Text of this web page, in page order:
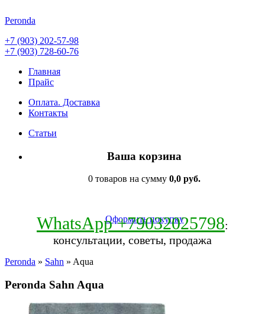
Peronda
+7 (903) 202-57-98
+7 (903) 728-60-76
Главная
Прайс
Оплата. Доставка
Контакты
Статьи
Ваша корзина
0 товаров на сумму 0,0 руб.
Оформить покупку
WhatsApp +79032025798:
консультации, советы, продажа
Peronda » Sahn » Aqua
Peronda Sahn Aqua